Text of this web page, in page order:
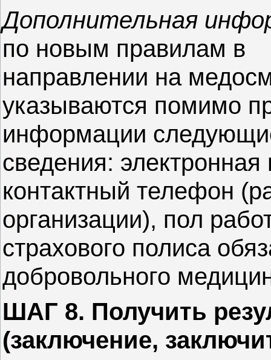
Дополнительная
по новым правилам в
направлении на
указываются помимо
информации
сведения: электронная
контактный телефон
организации), пол
страхового полиса
добровольного
ШАГ 8. Получить
(заключение,